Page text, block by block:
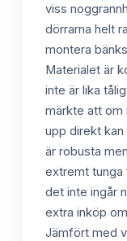
viss
dörrarna helt
montera
Materialet är
inte är lika
märkte att om
upp direkt kan
är robusta
extremt tunga
det inte ingår
extra inköp
Jämfört med